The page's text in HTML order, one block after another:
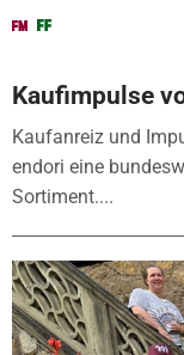
Kaufimpulse
Kaufanreiz und
endori eine
Sortiment....